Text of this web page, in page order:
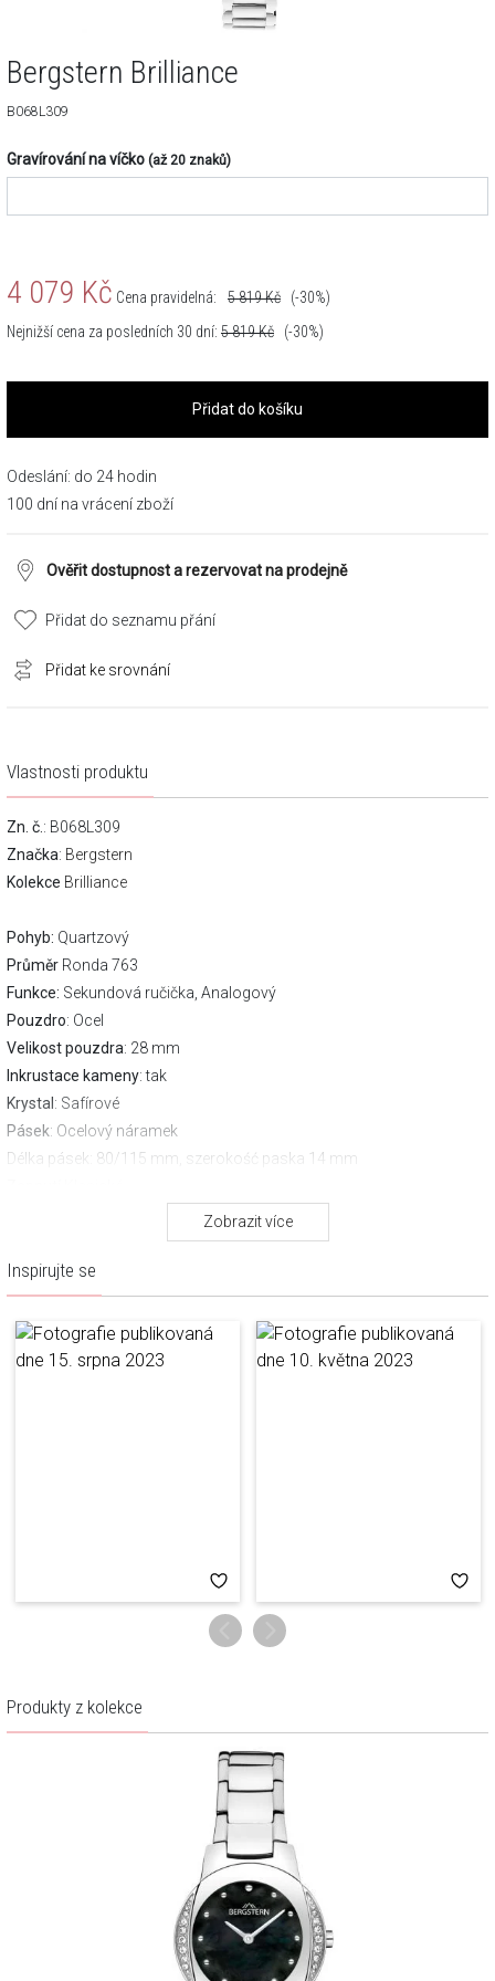
Vlastnosti produktu
Zn. č. : B068L309
Značka: Bergstern
Kolekce Brilliance
Pohyb: Quartzový
Průměr Ronda 763
Funkce: Sekundová ručička, Analogový
Pouzdro: Ocel
Velikost pouzdra: 28 mm
Inkrustace kameny: tak
Krystal: Safírové
Pásek: Ocelový náramek
Délka pásek : 80/115 mm, szerokość paska 14 mm
Stáhněte si návod
Zobrazit více
Bergstern Brilliance
B068L309
Gravírování na víčko (až 20 znaků)
4 079 Kč Cena pravidelná: 5 819Kč
(-30%)
Nejnižší cena za posledních 30 dní: 5 819Kč (-30%)
Přidat do košíku
Odeslání: do 24 hodin
100 dní na vrácení zboží
Ověřit dostupnost a rezervovat na prodejně
Přidat do seznamu přání
Přidat ke srovnání
Inspirujte se
Produkty z kolekce